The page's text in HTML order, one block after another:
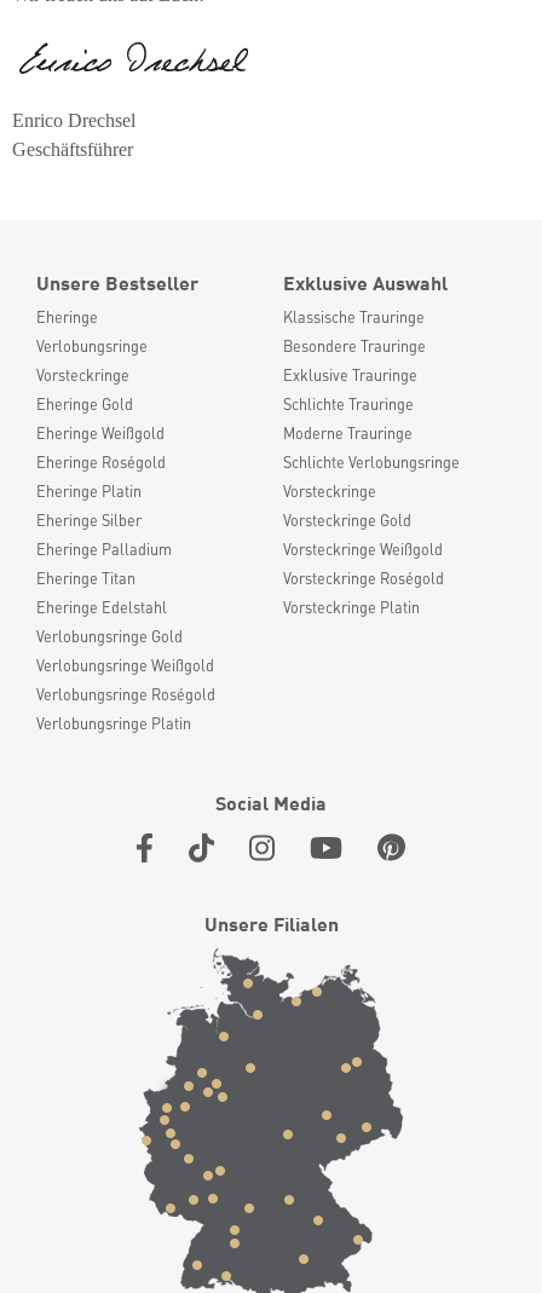
Enrico Drechsel
Geschäftsführer
Unsere Bestseller
Eheringe
Verlobungsringe
Vorsteckringe
Eheringe Gold
Eheringe Weißgold
Eheringe Roségold
Eheringe Platin
Eheringe Silber
Eheringe Palladium
Eheringe Titan
Eheringe Edelstahl
Verlobungsringe Gold
Verlobungsringe Weißgold
Verlobungsringe Roségold
Verlobungsringe Platin
Exklusive Auswahl
Klassische Trauringe
Besondere Trauringe
Exklusive Trauringe
Schlichte Trauringe
Moderne Trauringe
Schlichte Verlobungsringe
Vorsteckringe
Vorsteckringe Gold
Vorsteckringe Weißgold
Vorsteckringe Roségold
Vorsteckringe Platin
Social Media
Unsere Filialen